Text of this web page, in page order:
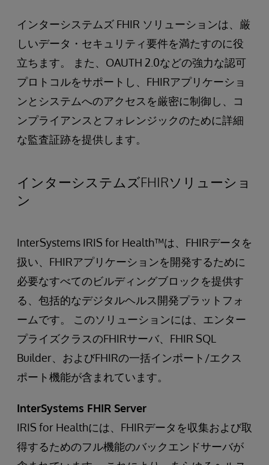
インターシステムズ FHIR ソリューションは、厳
しいデータ・セキュリティ要件を満たすのに役
立ちます。 また、OAUTH 2.0などの強力な認可
プロトコルをサポートし、FHIRアプリケーショ
ンとシステムへのアクセスを厳密に制御し、コ
ンプライアンスとフォレンジックのために詳細
な監査証跡を提供します。
インターシステムズFHIRソリューショ
ン
InterSystems IRIS for Health™は、FHIRデータを
扱い、FHIRアプリケーションを開発するために
必要なすべてのビルディングブロックを提供す
る、包括的なデジタルヘルス開発プラットフォ
ームです。 このソリューションには、エンター
プライズクラスのFHIRサーバ、FHIR SQL
Builder、およびFHIRの一括インポート/エクス
ポート機能が含まれています。
InterSystems FHIR Server
IRIS for Healthには、FHIRデータを収集および取
得するためのフル機能のバックエンドサーバが